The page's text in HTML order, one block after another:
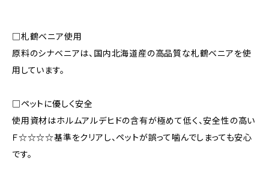
□札鶴ベニア使用
原料のシナベニアは、国内北海道産の高品質な札鶴ベニアを使
用しています。
□ペットに優しく安全
使用資材はホルムアルデヒドの含有が極めて低く、安全性の高い
Ｆ☆☆☆☆基準をクリアし、ペットが誤って噛んでしまっても安心
です。